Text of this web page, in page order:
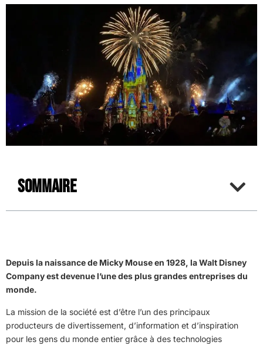
Sommaire
Depuis la naissance de Micky Mouse en 1928, la Walt Disney
Company est devenue l’une des plus grandes entreprises du
monde.
La mission de la société est d’être l’un des principaux
producteurs de divertissement, d’information et d’inspiration
pour les gens du monde entier grâce à des technologies